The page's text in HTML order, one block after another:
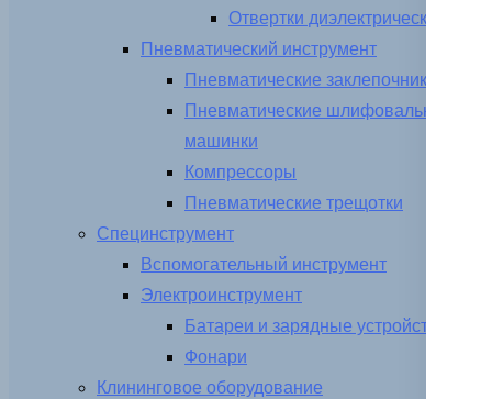
Отвертки диэлектрические
Пневматический инструмент
Пневматические заклепочники
Пневматические шлифовальные
машинки
Компрессоры
Пневматические трещотки
Специнструмент
Вспомогательный инструмент
Электроинструмент
Батареи и зарядные устройства
Фонари
Клининговое оборудование